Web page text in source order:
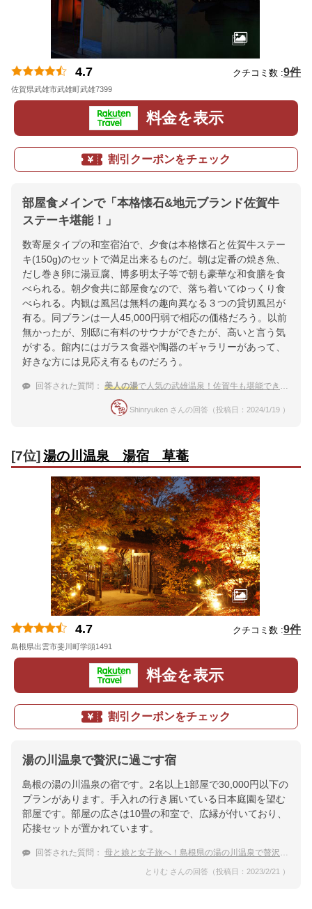
4.7 クチコミ数 :9件
佐賀県武雄市武雄町武雄7399
料金を表示
割引クーポンをチェック
部屋食メインで「本格懐石&地元ブランド佐賀牛
ステーキ堪能！」
数寄屋タイプの和室宿泊で、夕食は本格懐石と佐賀牛ステー
キ(150g)のセットで満足出来るものだ。朝は定番の焼き魚、
だし巻き卵に湯豆腐、博多明太子等で朝も豪華な和食膳を食
べられる。朝夕食共に部屋食なので、落ち着いてゆっくり食
べられる。内観は風呂は無料の趣向異なる３つの貸切風呂が
有る。同プランは一人45,000円弱で相応の価格だろう。以前
無かったが、別邸に有料のサウナができたが、高いと言う気
がする。館内にはガラス食器や陶器のギャラリーがあって、
好きな方には見応え有るものだろう。
回答された質問： 美人の湯で人気の武雄温泉！佐賀牛も堪能できる、雰囲気が良くてカップルにおすすめの温泉宿は？
Shinryuken さんの回答（投稿日：2024/1/19 ）
[7位] 湯の川温泉 湯宿 草菴
4.7 クチコミ数 :9件
島根県出雲市斐川町学頭1491
料金を表示
割引クーポンをチェック
湯の川温泉で贅沢に過ごす宿
島根の湯の川温泉の宿です。2名以上1部屋で30,000円以下の
プランがあります。手入れの行き届いている日本庭園を望む
部屋です。部屋の広さは10畳の和室で、広縁が付いており、
応接セットが置かれています。
回答された質問： 母と娘と女子旅へ！島根県の湯の川温泉で贅沢に過ごす宿
とりむ さんの回答（投稿日：2023/2/21 ）